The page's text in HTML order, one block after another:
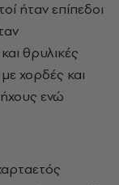
ήταν επίπεδοι
θρυλικές
χορδές και
ενώ